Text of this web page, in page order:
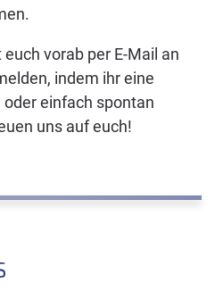
euch vorab per E-Mail an
indem ihr eine
einfach spontan
uns auf euch!